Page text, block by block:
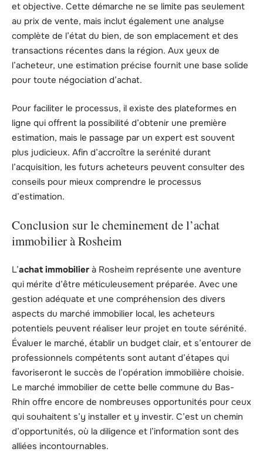
et objective. Cette démarche ne se limite pas seulement
au prix de vente, mais inclut également une analyse
complète de l’état du bien, de son emplacement et des
transactions récentes dans la région. Aux yeux de
l’acheteur, une estimation précise fournit une base solide
pour toute négociation d’achat.
Pour faciliter le processus, il existe des plateformes en
ligne qui offrent la possibilité d’obtenir une première
estimation, mais le passage par un expert est souvent
plus judicieux. Afin d’accroître la serénité durant
l’acquisition, les futurs acheteurs peuvent consulter des
conseils pour mieux comprendre le processus
d’estimation.
Conclusion sur le cheminement de l’achat
immobilier à Rosheim
L’achat immobilier à Rosheim représente une aventure
qui mérite d’être méticuleusement préparée. Avec une
gestion adéquate et une compréhension des divers
aspects du marché immobilier local, les acheteurs
potentiels peuvent réaliser leur projet en toute sérénité.
Évaluer le marché, établir un budget clair, et s’entourer de
professionnels compétents sont autant d’étapes qui
favoriseront le succès de l’opération immobilière choisie.
Le marché immobilier de cette belle commune du Bas-
Rhin offre encore de nombreuses opportunités pour ceux
qui souhaitent s’y installer et y investir. C’est un chemin
d’opportunités, où la diligence et l’information sont des
alliées incontournables.